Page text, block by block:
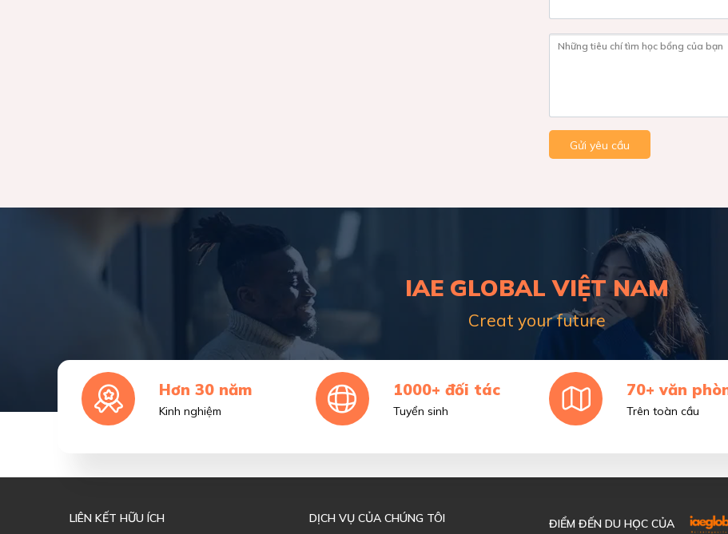
Những tiêu chí tìm học bổng của bạn
Gửi yêu cầu
IAE GLOBAL VIỆT NAM
Creat your future
Hơn 30 năm
Kinh nghiệm
1000+ đối tác
Tuyển sinh
70+ văn
Trên toàn cầu
LIÊN KẾT HỮU ÍCH DỊCH VỤ CỦA CHÚNG TÔI ĐIỂM ĐẾN DU HỌC CỦA